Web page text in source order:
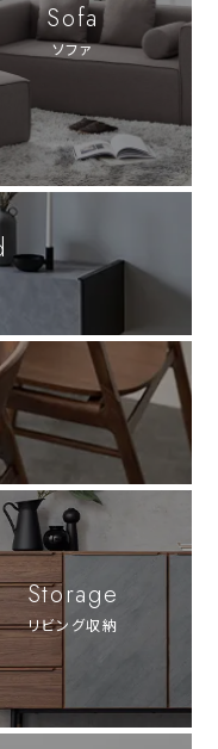
Sofa
ソファ
Storage
リビング収納